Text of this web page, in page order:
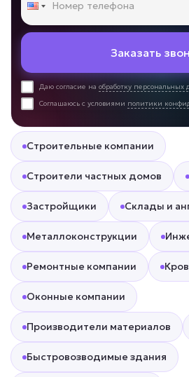
Заказать
Даю согласие на обработку персональных
Соглашаюсь с условиями политики
Строительные компании
Строители частных домов
Застройщики Склады и
Металлоконструкции
Ремонтные компании
Оконные компании
Производители материалов
Быстровозводимые здания